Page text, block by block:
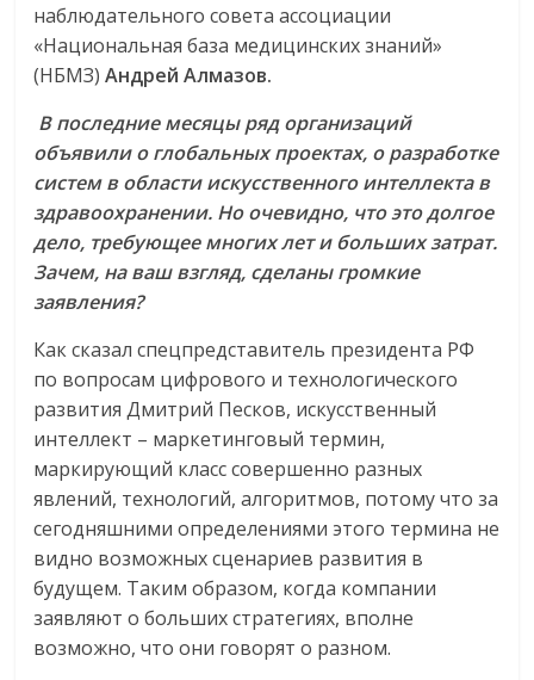
наблюдательного совета ассоциации
«Национальная база медицинских знаний»
(НБМЗ)Андрей Алмазов.
В последние месяцы ряд организаций
объявили о глобальных проектах, о разработке
систем в области искусственного интеллекта в
здравоохранении. Но очевидно, что это долгое
дело, требующее многих лет и больших затрат.
Зачем, на ваш взгляд, сделаны громкие
заявления?
Как сказал спецпредставитель президента РФ
по вопросам цифрового и технологического
развития Дмитрий Песков, искусственный
интеллект – маркетинговый термин,
маркирующий класс совершенно разных
явлений, технологий, алгоритмов, потому что за
сегодняшними определениями этого термина не
видно возможных сценариев развития в
будущем. Таким образом, когда компании
заявляют о больших стратегиях, вполне
возможно, что они говорят о разном.